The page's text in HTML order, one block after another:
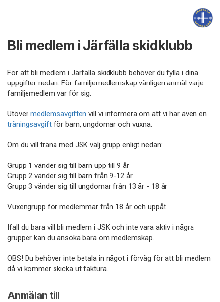
Bli medlem i Järfälla skidklubb
För att bli medlem i Järfälla skidklubb behöver du fylla i dina
uppgifter nedan. För familjemedlemskap vänligen anmäl varje
familjemedlem var för sig.
Utöver medlemsavgiften vill vi informera om att vi har även en
träningsavgift för barn, ungdomar och vuxna.
Om du vill träna med JSK välj grupp enligt nedan:
Grupp 1 vänder sig till barn upp till 9 år
Grupp 2 vänder sig till barn från 9-12 år
Grupp 3 vänder sig till ungdomar från 13 år - 18 år
Vuxengrupp för medlemmar från 18 år och uppåt
Ifall du bara vill bli medlem i JSK och inte vara aktiv i några
grupper kan du ansöka bara om medlemskap.
OBS! Du behöver inte betala in något i förväg för att bli medlem
då vi kommer skicka ut faktura.
Anmälan till